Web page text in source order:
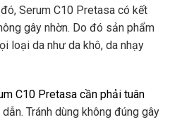
Serum C10 Pretasa có kết
gây nhờn. Do đó sản phẩm
loại da như da khô, da nhạy
C10 Pretasa cần phải tuân
Tránh dùng không đúng gây